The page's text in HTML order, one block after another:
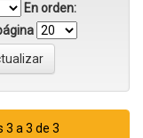
En orden:
3 a 3 de 3